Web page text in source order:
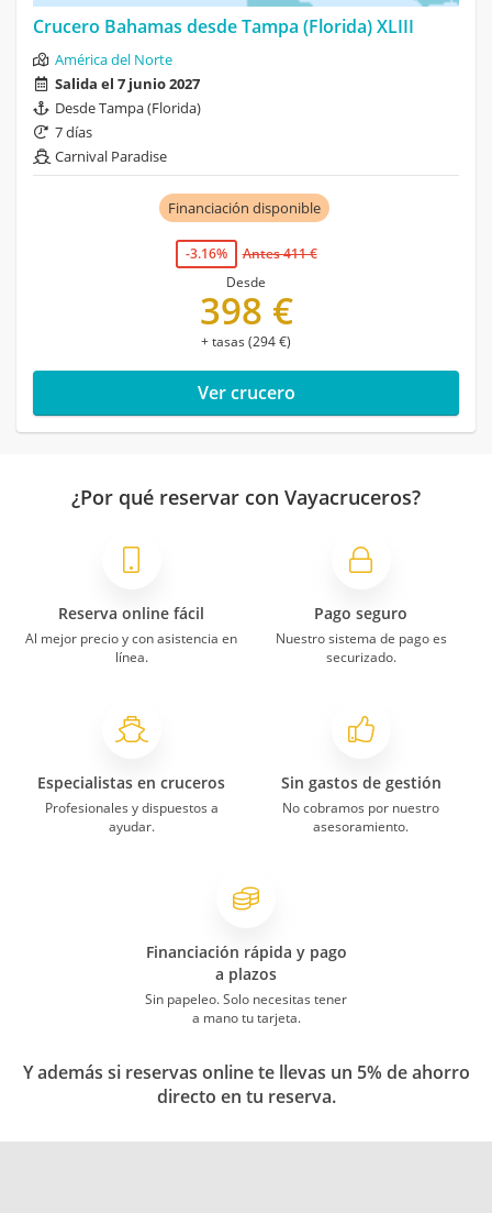
Crucero Bahamas desde Tampa (Florida) XLIII
América del Norte
Salida el 7 junio 2027
Desde Tampa (Florida)
7 días
Carnival Paradise
Financiación disponible
-3.16%
Antes 411 €
Desde
398 €
+ tasas (294 €)
Ver crucero
¿Por qué reservar con Vayacruceros?
Reserva online fácil
Al mejor precio y con asistencia en
línea.
Pago seguro
Nuestro sistema de pago es
securizado.
Especialistas en cruceros
Profesionales y dispuestos a
ayudar.
Sin gastos de gestión
No cobramos por nuestro
asesoramiento.
Financiación rápida y pago
a plazos
Sin papeleo. Solo necesitas tener
a mano tu tarjeta.
Y además si reservas online te llevas un 5% de ahorro
directo en tu reserva.